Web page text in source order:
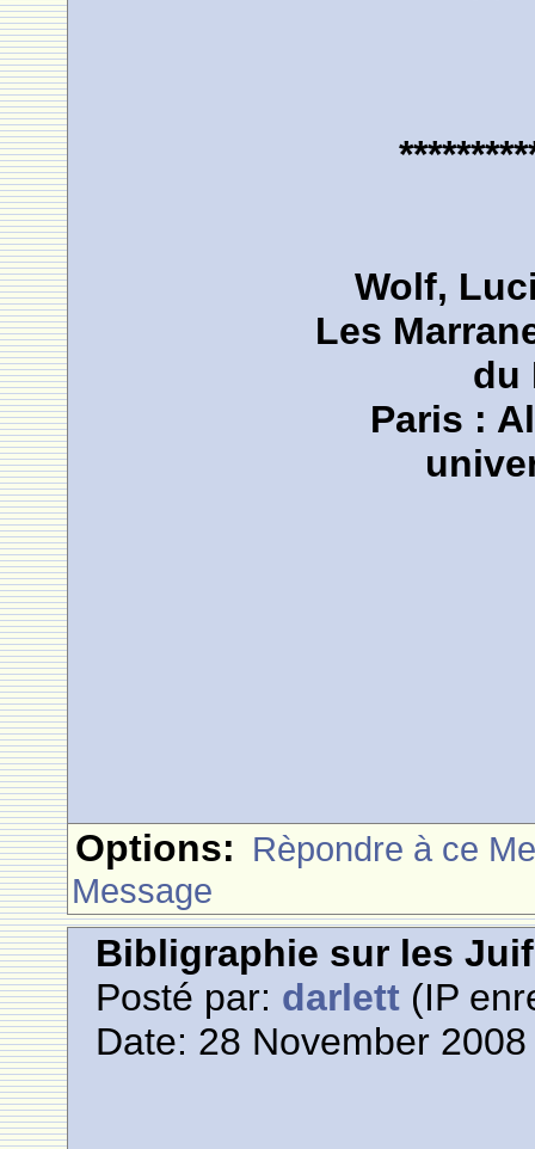
Wolf,
Les
du
Paris :
Options: Rèpondre à ce
Message
Bibligraphie sur les
Posté par: darlett (IP
Date: 28 November